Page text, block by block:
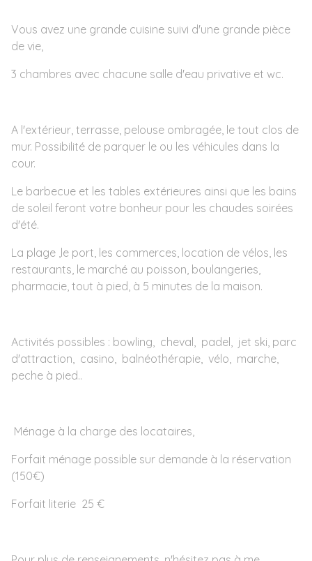
Vous avez une grande cuisine suivi d'une grande pièce
de vie,
3 chambres avec chacune salle d'eau privative et wc.
A l'extérieur, terrasse, pelouse ombragée, le tout clos de
mur. Possibilité de parquer le ou les véhicules dans la
cour.
Le barbecue et les tables extérieures ainsi que les bains
de soleil feront votre bonheur pour les chaudes soirées
d'été.
La plage ,le port, les commerces, location de vélos, les
restaurants, le marché au poisson, boulangeries,
pharmacie, tout à pied, à 5 minutes de la maison.
Activités possibles : bowling, cheval, padel, jet ski, parc
d'attraction, casino, balnéothérapie, vélo, marche,
peche à pied..
Ménage à la charge des locataires,
Forfait ménage possible sur demande à la réservation
(150€)
Forfait literie 25 €